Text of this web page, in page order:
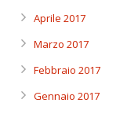
Aprile 2017
Marzo 2017
Febbraio 2017
Gennaio 2017